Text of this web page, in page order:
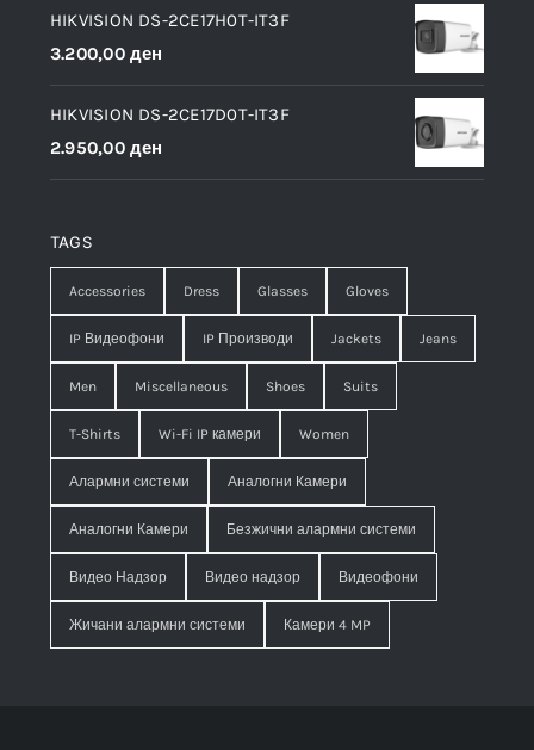
HIKVISION DS-2CE17H0T-IT3F
3.200,00ден
HIKVISION DS-2CE17D0T-IT3F
2.950,00ден
TAGS
Accessories Dress Glasses Gloves
IP Видеофони IP Производи Jackets Jeans
Men Miscellaneous Shoes Suits
T-Shirts Wi-Fi IP камери Women
Алармни системи Аналогни Камери
Аналогни Камери Безжични алармни системи
Видео Надзор Видео надзор Видеофони
Жичани алармни системи Камери 4 MP